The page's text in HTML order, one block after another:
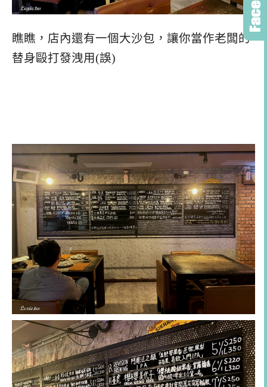
瞧瞧，店內還有一個大沙包，讓你當作老闆的
替身毆打發洩用(誤)